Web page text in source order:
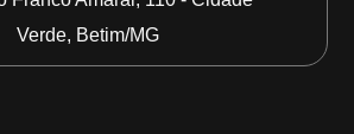
Verde, Betim/MG